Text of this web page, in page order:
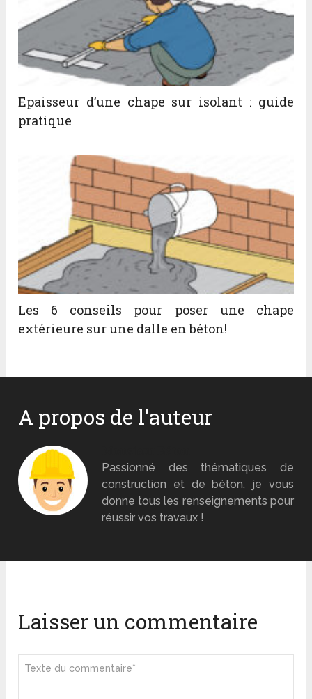
Epaisseur d’une chape sur isolant : guide
pratique
Les 6 conseils pour poser une chape
extérieure sur une dalle en béton!
A propos de l'auteur
Passionné des thématiques de
construction et de béton, je vous
donne tous les renseignements pour
réussir vos travaux !
Laisser un commentaire